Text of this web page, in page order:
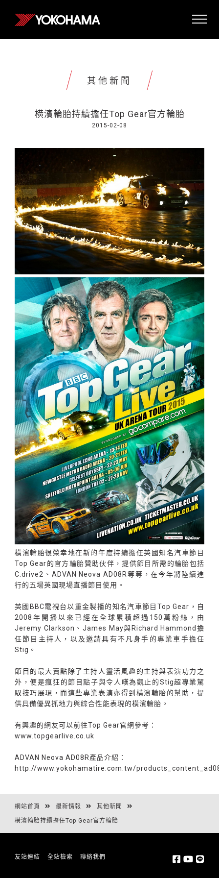
其他新聞
橫濱輪胎持續擔任Top Gear官方輪胎
2015-02-08
橫濱輪胎很榮幸地在新的年度持續擔任英國知名汽車節目
Top Gear的官方輪胎贊助伙伴，提供節目所需的輪胎包括
C.drive2、ADVAN Neova AD08R等等，在今年將陸續進
行的五場英國現場直播節目使用。
英國BBC電視台以重金製播的知名汽車節目Top Gear，自
2008年開播以來已經在全球累積超過150萬粉絲，由
Jeremy Clarkson、James May與Richard Hammond擔
任節目主持人，以及邀請具有不凡身手的專業車手擔任
Stig。
節目的最大賣點除了主持人靈活風趣的主持與表演功力之
外，便是瘋狂的節目點子與令人嘆為觀止的Stig超專業駕
馭技巧展現，而這些專業表演亦得到橫濱輪胎的幫助，提
供具備優異抓地力與綜合性能表現的橫濱輪胎。
有興趣的網友可以前往Top Gear官網參考：
www.topgearlive.co.uk
ADVAN Neova AD08R產品介紹：
http://www.yokohamatire.com.tw/
網站首頁 最新情報 其他新聞
橫濱輪胎持續擔任Top Gear官方輪胎
友站連結 全站檢索 聯絡我們